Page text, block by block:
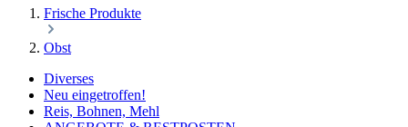
Frische Produkte
Obst
Diverses
Neu eingetroffen!
Reis, Bohnen, Mehl